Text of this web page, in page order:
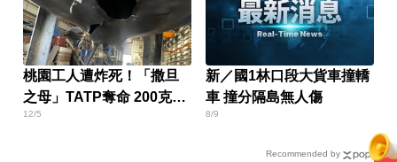
桃園工人遭炸死！「撒旦
之母」TATP奪命 200克就
能毀客機
12/5
新／國1林口段大貨車撞轎
車 撞分隔島無人傷
8/9
Recommended by